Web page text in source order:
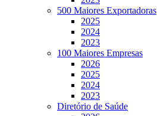
500 Maiores Exportadoras
2025
2024
2023
100 Maiores Empresas
2026
2025
2024
2023
Diretório de Saúde